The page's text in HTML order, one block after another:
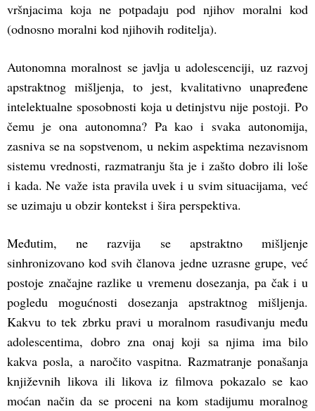
vršnjacima koja ne potpadaju pod njihov moralni kod
(odnosno moralni kod njihovih roditelja).
Autonomna moralnost se javlja u adolescenciji, uz razvoj
apstraktnog mišljenja, to jest, kvalitativno unapređene
intelektualne sposobnosti koja u detinjstvu nije postoji. Po
čemu je ona autonomna? Pa kao i svaka autonomija,
zasniva se na sopstvenom, u nekim aspektima nezavisnom
sistemu vrednosti, razmatranju šta je i zašto dobro ili loše
i kada. Ne važe ista pravila uvek i u svim situacijama, već
se uzimaju u obzir kontekst i šira perspektiva.
Međutim, ne razvija se apstraktno mišljenje
sinhronizovano kod svih članova jedne uzrasne grupe, već
postoje značajne razlike u vremenu dosezanja, pa čak i u
pogledu mogućnosti dosezanja apstraktnog mišljenja.
Kakvu to tek zbrku pravi u moralnom rasuđivanju među
adolescentima, dobro zna onaj koji sa njima ima bilo
kakva posla, a naročito vaspitna. Razmatranje ponašanja
književnih likova ili likova iz filmova pokazalo se kao
moćan način da se proceni na kom stadijumu moralnog